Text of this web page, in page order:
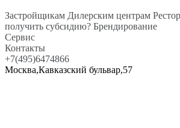
Застройщикам Дилерским центрам
получить субсидию? Брендирование
Сервис
Контакты
+7(495)6474866
Москва,Кавказский бульвар,57